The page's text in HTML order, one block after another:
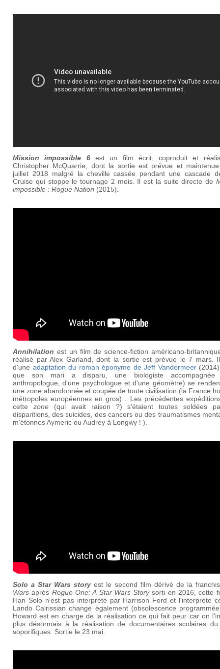
Mission impossible 6est un film écrit, coproduit et
Christopher McQuarrie, dont la sortie est prévue et
juillet 2018 malgré la cheville cassée pendant une cascade
Cruise qui stoppe le tournage 2 mois. Il est la suite directe de
impossible : Rogue Nation (2015).
Annihilation est un film de science-fiction américano-
réalisé par Alex Garland, dont la sortie est prévue le 7 mars.
d'une adaptation du roman éponyme de Jeff Vandermeer
que son mari a disparu, une biologiste accompagnée
anthropologue, d'une psychologue et d'une géomètre) se
une zone abandonnée et coupée de toute civilisation (la France
métropoles européennes en gros) . Les précédentes
cette zone(qui avait raison ?) s'étaient toutes soldées
disparitions, des suicides, des cancers ou des traumatismes
m'étonnes Aymeric ou Audrey à Longwy ! ).
Solo a Star Wars story est le second film dérivé de la
Wars après Rogue One: A Star Wars Storysorti en 2016, cette
Han Solo n'est pas interprété par Harrison Ford et l'interprète
Lando Calrissian change également (obsolescence
Howard est en charge de la réalisation ce qui fait peur car on
plus désormais à la réalisation de documentaires scolaires du
soporifiques. Sortie le 23 mai.